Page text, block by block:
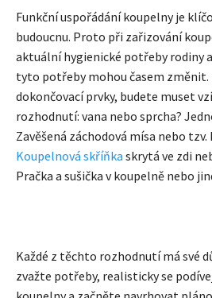
Funkční uspořádání koupelny je
budoucnu. Proto při zařizování
aktuální hygienické potřeby rodiny
tyto potřeby mohou časem změnit.
dokončovací prvky, budete muset
rozhodnutí: vana nebo sprcha?
Zavěšená záchodová mísa nebo
Koupelnová skříňka skrytá ve zdi
Pračka a sušička v koupelně nebo
Každé z těchto rozhodnutí má své
zvažte potřeby, realisticky se